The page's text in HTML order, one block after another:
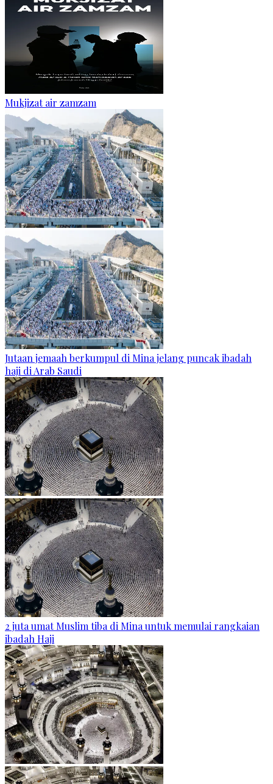
Mukjizat air zamzam
Jutaan jemaah berkumpul di Mina jelang puncak ibadah
haji di Arab Saudi
2 juta umat Muslim tiba di Mina untuk memulai rangkaian
ibadah Haji